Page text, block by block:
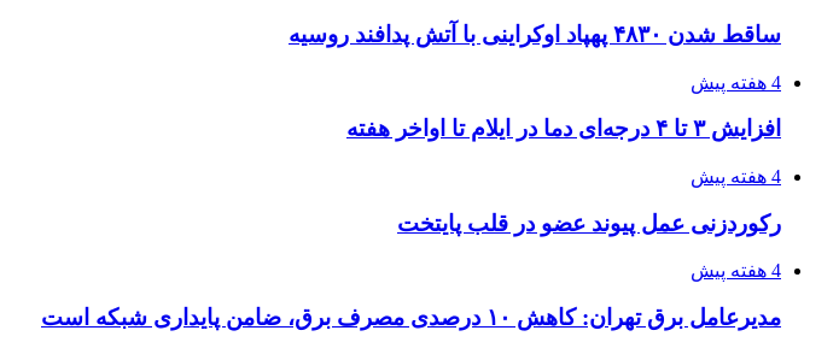
ساقط شدن ۴۸۳۰ پهپاد اوکراینی با آتش پدافند روسیه
4 هفته پیش
افزایش ۳ تا ۴ درجه‌ای دما در ایلام تا اواخر هفته
4 هفته پیش
رکوردزنی عمل پیوند عضو در قلب پایتخت
4 هفته پیش
مدیرعامل برق تهران: کاهش ۱۰ درصدی مصرف برق، ضامن پایداری شبکه است